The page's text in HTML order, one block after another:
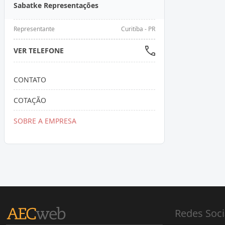
Sabatke Representações
Representante Curitiba - PR
VER TELEFONE
CONTATO
COTAÇÃO
SOBRE A EMPRESA
Redes